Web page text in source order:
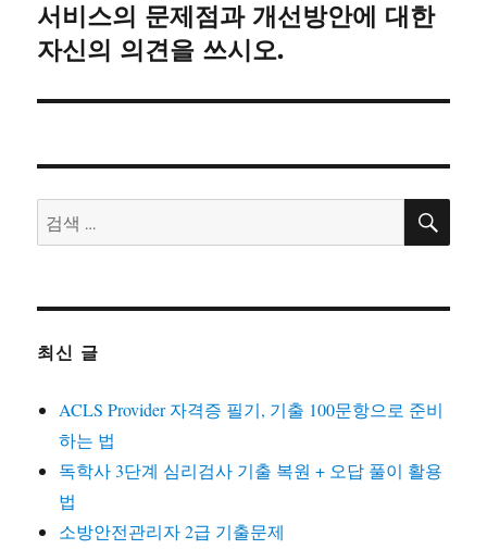
서비스의 문제점과 개선방안에 대한
자신의 의견을 쓰시오.
검
색:
검
최신 글
ACLS Provider 자격증 필기, 기출 100문항으로 준비
하는 법
독학사 3단계 심리검사 기출 복원 + 오답 풀이 활용
법
소방안전관리자 2급 기출문제